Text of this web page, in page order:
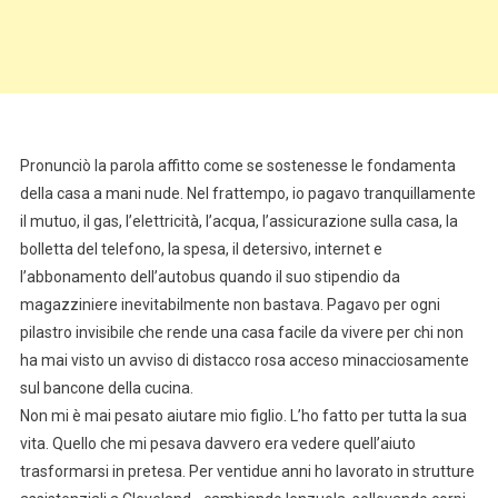
Pronunciò la parola affitto come se sostenesse le fondamenta
della casa a mani nude. Nel frattempo, io pagavo tranquillamente
il mutuo, il gas, l’elettricità, l’acqua, l’assicurazione sulla casa, la
bolletta del telefono, la spesa, il detersivo, internet e
l’abbonamento dell’autobus quando il suo stipendio da
magazziniere inevitabilmente non bastava. Pagavo per ogni
pilastro invisibile che rende una casa facile da vivere per chi non
ha mai visto un avviso di distacco rosa acceso minacciosamente
sul bancone della cucina.
Non mi è mai pesato aiutare mio figlio. L’ho fatto per tutta la sua
vita. Quello che mi pesava davvero era vedere quell’aiuto
trasformarsi in pretesa. Per ventidue anni ho lavorato in strutture